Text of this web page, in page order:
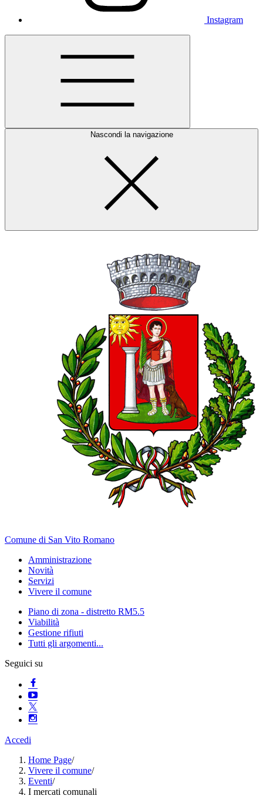
Instagram
Nascondi la navigazione
Comune di San Vito Romano
Amministrazione
Novità
Servizi
Vivere il comune
Piano di zona - distretto RM5.5
Viabilità
Gestione rifiuti
Tutti gli argomenti...
Seguici su
Accedi
Home Page/
Vivere il comune/
Eventi/
I mercati comunali